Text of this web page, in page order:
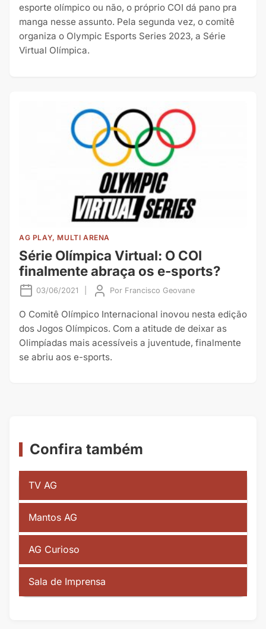
esporte olímpico ou não, o próprio COI dá pano pra
manga nesse assunto. Pela segunda vez, o comitê
organiza o Olympic Esports Series 2023, a Série
Virtual Olímpica.
AG PLAY, MULTI ARENA
Série Olímpica Virtual: O COI
finalmente abraça os e-sports?
03/06/2021 Por Francisco Geovane
O Comitê Olímpico Internacional inovou nesta edição
dos Jogos Olímpicos. Com a atitude de deixar as
Olimpíadas mais acessíveis a juventude, finalmente
se abriu aos e-sports.
Confira também
TV AG
Mantos AG
AG Curioso
Sala de Imprensa